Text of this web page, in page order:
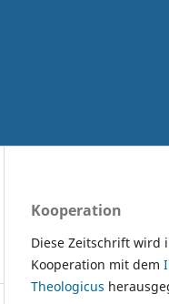
Kooperation
Diese Zeitschrift wird
Kooperation mit dem
Theologicus